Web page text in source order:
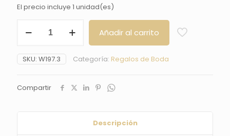
El precio incluye 1 unidad(es)
topper
madera
Happy
21cm.
Añadir al carrito
SKU: W197.3 Categoría: Regalos de Boda
Compartir
Descripción